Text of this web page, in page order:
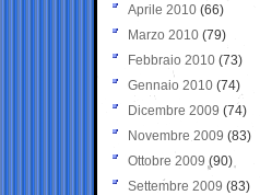
Aprile 2010 (66)
Marzo 2010 (79)
Febbraio 2010 (73)
Gennaio 2010 (74)
Dicembre 2009 (74)
Novembre 2009 (83)
Ottobre 2009 (90)
Settembre 2009 (83)